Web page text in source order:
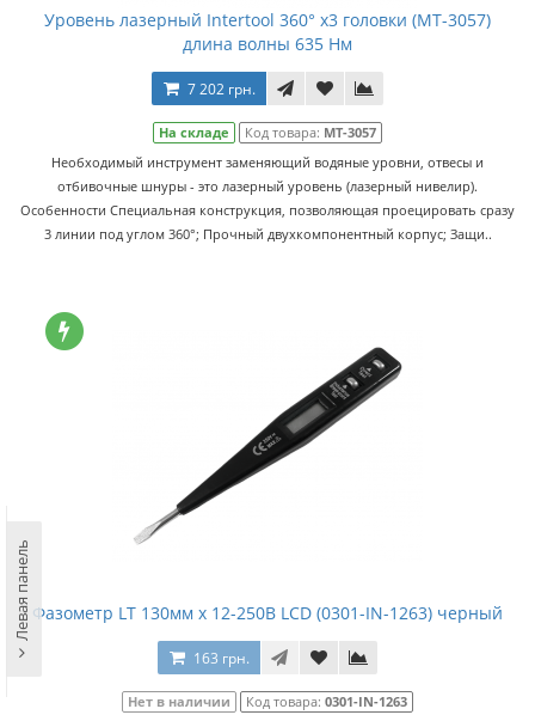
Уровень лазерный Intertool 360° x3 головки (MT-3057)
длина волны 635 Нм
7 202 грн.
На складе Код товара: MT-3057
Необходимый инструмент заменяющий водяные уровни, отвесы и
отбивочные шнуры - это лазерный уровень (лазерный нивелир).
Особенности Специальная конструкция, позволяющая проецировать сразу
3 линии под углом 360°; Прочный двухкомпонентный корпус; Защи..
Фазометр LT 130мм x 12-250В LCD (0301-IN-1263) черный
163 грн.
Нет в наличии Код товара: 0301-IN-1263
Левая панель